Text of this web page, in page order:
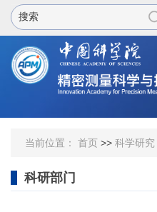
当前位置： 首页 >> 科学研究
科研部门